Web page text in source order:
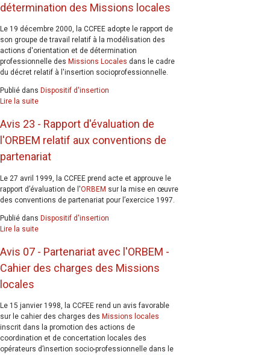
détermination des Missions locales
Le 19 décembre 2000, la CCFEE adopte le rapport de
son groupe de travail relatif à la modélisation des
actions d'orientation et de détermination
professionnelle des Missions Locales dans le cadre
du décret relatif à l'insertion socioprofessionnelle.
Publié dans Dispositif d'insertion
Lire la suite
Avis 23 - Rapport d'évaluation de
l'ORBEM relatif aux conventions de
partenariat
Le 27 avril 1999, la CCFEE prend acte et approuve le
rapport d’évaluation de l'ORBEM sur la mise en œuvre
des conventions de partenariat pour l’exercice 1997.
Publié dans Dispositif d'insertion
Lire la suite
Avis 07 - Partenariat avec l'ORBEM -
Cahier des charges des Missions
locales
Le 15 janvier 1998, la CCFEE rend un avis favorable
sur le cahier des charges des Missions locales
inscrit dans la promotion des actions de
coordination et de concertation locales des
opérateurs d’insertion socio-professionnelle dans le